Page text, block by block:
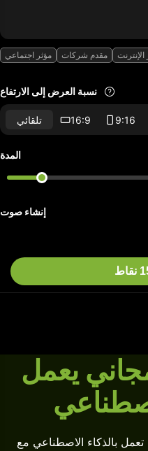
مؤثر اجتماعي مقدم شركات
نسبة العرض إلى الارتفاع
تلقائي 16:9 9:16
المدة
إنشاء صوت
يعمل
بالذكاء الاصطناعي مع